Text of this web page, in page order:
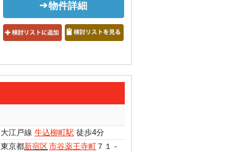
物件詳細
大江戸線 牛込柳町駅 徒歩4分
東京都新宿区市谷薬王寺町 ７１－７